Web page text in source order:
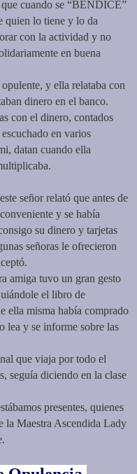
cuando se “BENDICE”
quien lo tiene y lo da
con la actividad y no
en buena
y ella relataba con
dinero en el banco.
con el dinero, contados
en varios
datan cuando ella
señor relató que antes de
y se había
su dinero y tarjetas
señoras le ofrecieron
amiga tuvo un gran gesto
el libro de
ella misma había comprado
lea y se informe sobre las
que viaja por todo el
seguía diciendo en la clase
presentes, quienes
la Maestra Ascendida Lady